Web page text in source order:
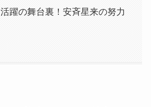
躍の舞台裏！安斉星来の努力